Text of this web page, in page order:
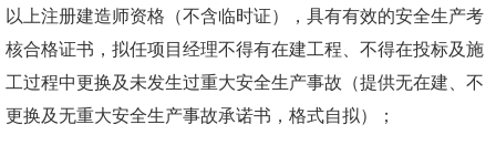
以上注册建造师资格（不含临时证），具有有效的安全生产考
核合格证书，拟任项目经理不得有在建工程、不得在投标及施
工过程中更换及未发生过重大安全生产事故（提供无在建、不
更换及无重大安全生产事故承诺书，格式自拟）；